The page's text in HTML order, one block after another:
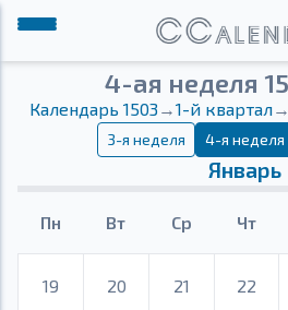
4-ая неделя
Календарь 1503 →1-й квартал→
3-я неделя 4-я неделя
Январь
Пн Вт Ср Чт
19 20 21 22